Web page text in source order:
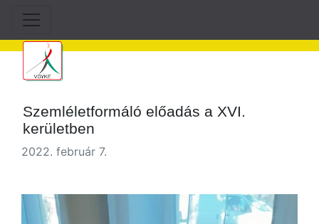
Szemléletformáló előadás a XVI.
kerületben
2022. február 7.